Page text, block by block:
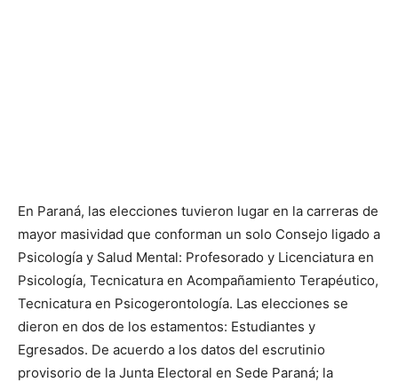
En Paraná, las elecciones tuvieron lugar en la carreras de
mayor masividad que conforman un solo Consejo ligado a
Psicología y Salud Mental: Profesorado y Licenciatura en
Psicología, Tecnicatura en Acompañamiento Terapéutico,
Tecnicatura en Psicogerontología. Las elecciones se
dieron en dos de los estamentos: Estudiantes y
Egresados. De acuerdo a los datos del escrutinio
provisorio de la Junta Electoral en Sede Paraná; la